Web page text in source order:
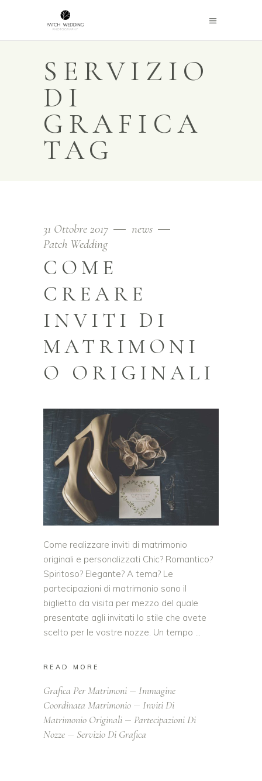
SERVIZIO
DI
GRAFICA
TAG
31 Ottobre 2017
news
Patch Wedding
COME
CREARE
INVITI DI
MATRIMONI
O ORIGINALI
Come realizzare inviti di matrimonio
originali e personalizzati Chic? Romantico?
Spiritoso? Elegante? A tema? Le
partecipazioni di matrimonio sono il
biglietto da visita per mezzo del quale
presentate agli invitati lo stile che avete
scelto per le vostre nozze. Un tempo
READ MORE
Grafica Per Matrimoni
Immagine
Coordinata Matrimonio
Inviti Di
Matrimonio Originali
Partecipazioni Di
Nozze
Servizio Di Grafica